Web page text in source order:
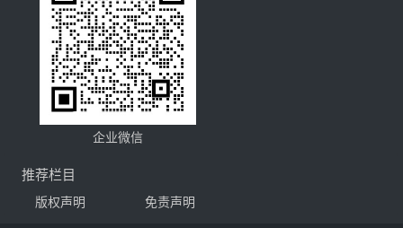
企业微信
推荐栏目
版权声明 免责声明